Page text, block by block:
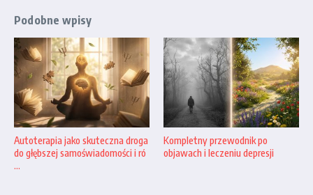
Podobne wpisy
Autoterapia jako skuteczna droga
do głębszej samoświadomości i ró
...
Kompletny przewodnik po
objawach i leczeniu depresji